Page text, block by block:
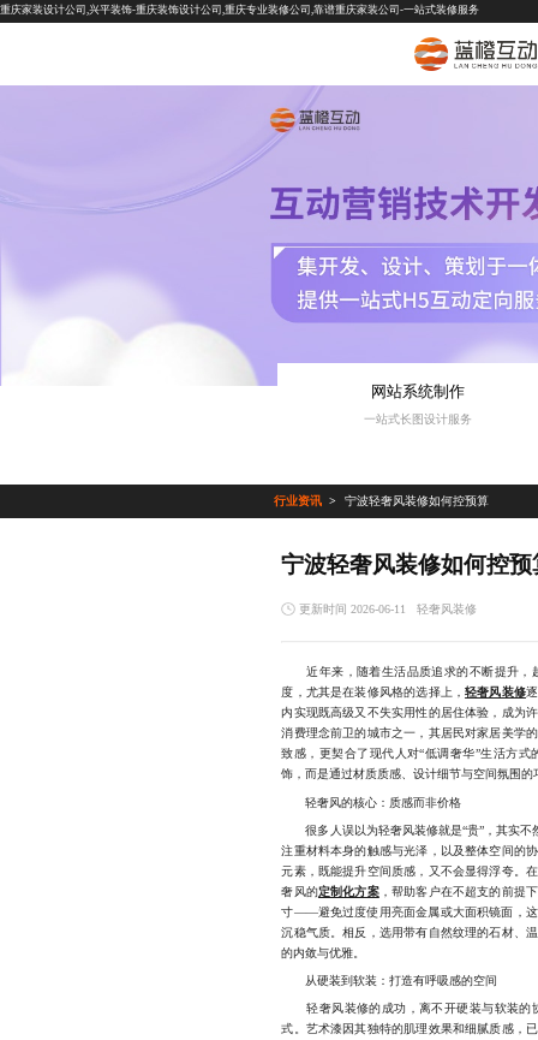
重庆家装设计公司,兴平装饰-重庆装饰设计公司,重庆专业装修公司,靠谱重庆家装公司-一站式装修服务
网站系统制作
一站式长图设计服务
行业资讯 宁波轻奢风装修如何控预算
宁波轻奢风装修如何控预
更新时间 2026-06-11 轻奢风装修
近年来，随着生活品质追求的不断提升，
度，尤其是在装修风格的选择上，轻奢风装修
内实现既高级又不失实用性的居住体验，成为
消费理念前卫的城市之一，其居民对家居美学
致感，更契合了现代人对“低调奢华”生活方
饰，而是通过材质质感、设计细节与空间氛围
轻奢风的核心：质感而非价格
很多人误以为轻奢风装修就是“贵”，其实不
注重材料本身的触感与光泽，以及整体空间的
元素，既能提升空间质感，又不会显得浮夸。
奢风的定制化方案，帮助客户在不超支的前提
寸——避免过度使用亮面金属或大面积镜面，
沉稳气质。相反，选用带有自然纹理的石材、
的内敛与优雅。
从硬装到软装：打造有呼吸感的空间
轻奢风装修的成功，离不开硬装与软装的
式。艺术漆因其独特的肌理效果和细腻质感，